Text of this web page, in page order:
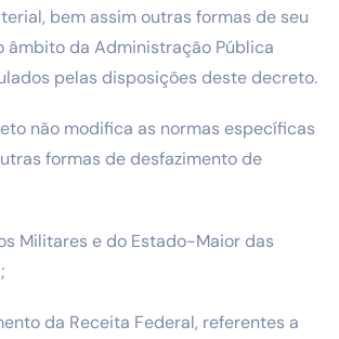
bem assim outras formas de seu
âmbito da Administração Pública
pelas disposições deste decreto.
não modifica as normas específicas
formas de desfazimento de
Militares e do Estado-Maior das
da Receita Federal, referentes a